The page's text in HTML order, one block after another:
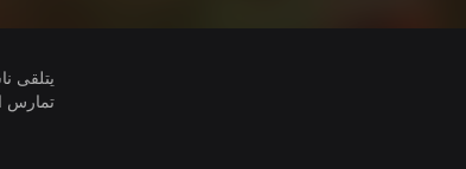
تمارس